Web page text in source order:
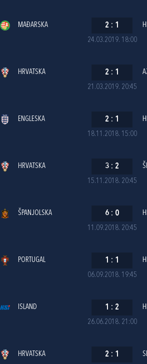
24.03.2019. 18:00
MAĐARSKA 2 : 1
21.03.2019. 20:45
HRVATSKA 2 : 1
18.11.2018. 15:00
ENGLESKA 2 : 1
15.11.2018. 20:45
HRVATSKA 3 : 2
11.09.2018. 20:45
ŠPANJOLSKA 6 : 0
06.09.2018. 19:45
PORTUGAL 1 : 1
26.06.2018. 21:00
ISLAND 1 : 2
HRVATSKA 2 : 1